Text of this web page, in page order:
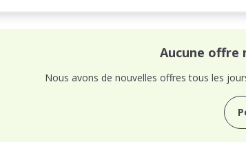
Aucune offre
Nous avons de nouvelles offres tous les